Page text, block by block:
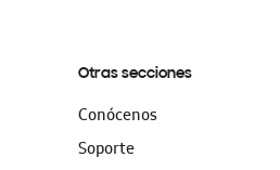
Otras secciones
Conócenos
Soporte